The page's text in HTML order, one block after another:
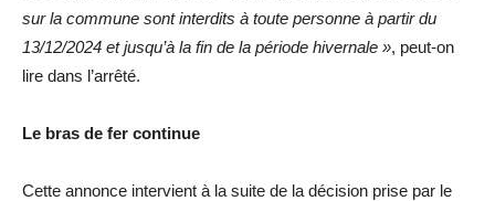
sur la commune sont interdits à toute personne à partir du
13/12/2024 et jusqu’à la fin de la période hivernale », peut-on
lire dans l’arrêté.
Le bras de fer continue
Cette annonce intervient à la suite de la décision prise par le